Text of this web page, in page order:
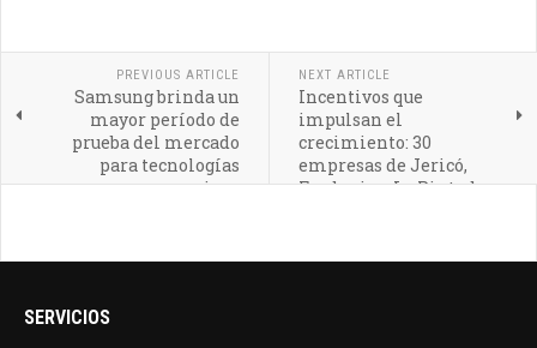
PREVIOUS ARTICLE
Samsung brinda un
mayor período de
prueba del mercado
para tecnologías
premium
NEXT ARTICLE
Incentivos que
impulsan el
crecimiento: 30
empresas de Jericó,
Fredonia y La Pintada
SERVICIOS